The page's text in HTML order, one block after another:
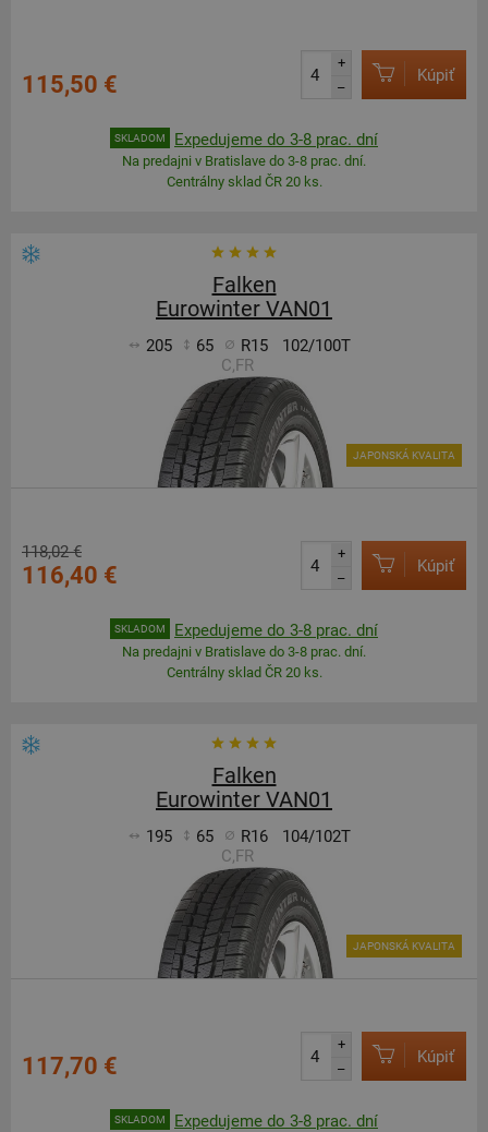
115,50 €
+
–
Kúpiť
SKLADOM Expedujeme do 3-8 prac. dní
Na predajni v Bratislave do 3-8 prac. dní.
Centrálny sklad ČR 20 ks.
Falken
Eurowinter VAN01
205 65 R15
102/100T
C,FR
JAPONSKÁ KVALITA
118,02 €
116,40 €
+
–
Kúpiť
SKLADOM Expedujeme do 3-8 prac. dní
Na predajni v Bratislave do 3-8 prac. dní.
Centrálny sklad ČR 20 ks.
Falken
Eurowinter VAN01
195 65 R16
104/102T
C,FR
JAPONSKÁ KVALITA
117,70 €
+
–
Kúpiť
SKLADOM Expedujeme do 3-8 prac. dní